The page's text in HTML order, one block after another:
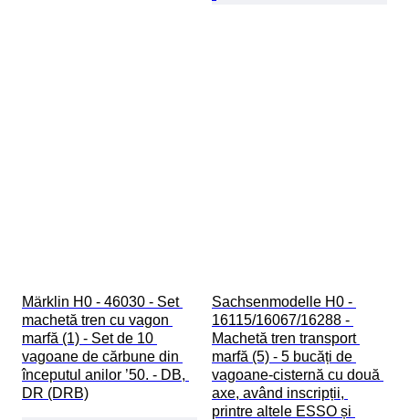
Märklin H0 - 46030 - Set
machetă tren cu vagon
marfă (1) - Set de 10
vagoane de cărbune din
începutul anilor ’50. - DB,
DR (DRB)
Sachsenmodelle H0 -
16115/16067/16288 -
Machetă tren transport
marfă (5) - 5 bucăți de
vagoane-cisternă cu două
axe, având inscripții,
printre altele ESSO și